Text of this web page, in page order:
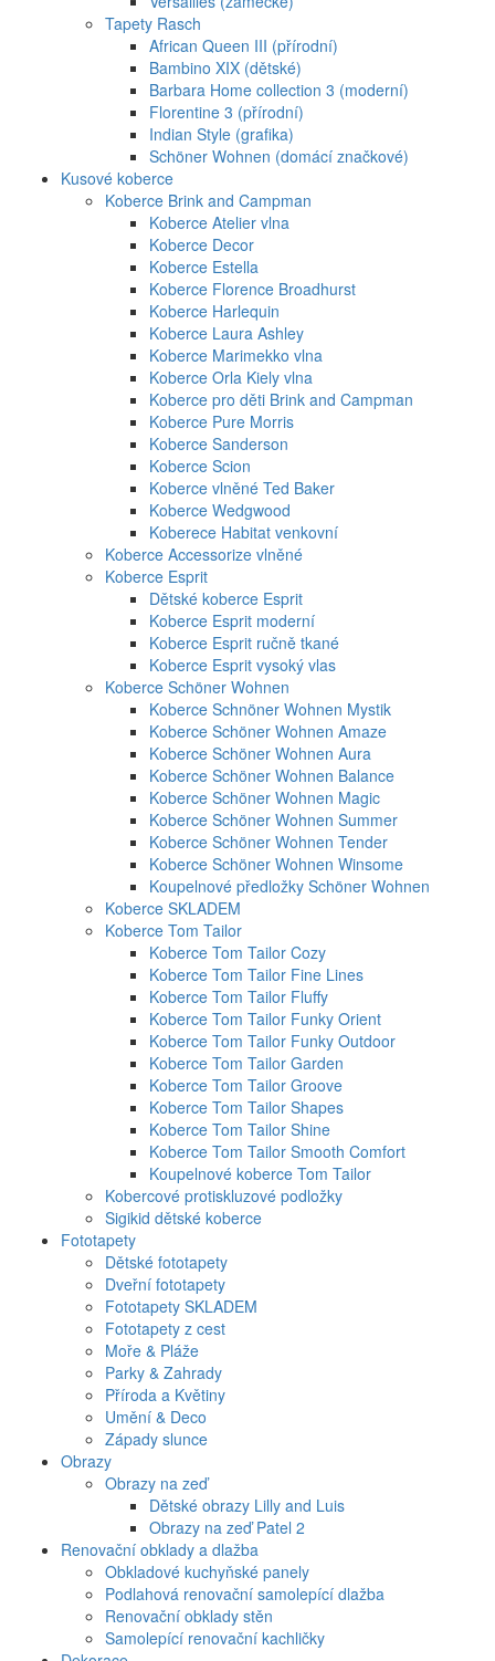
Tapety Rasch
African Queen III (přírodní)
Bambino XIX (dětské)
Barbara Home collection 3 (moderní)
Florentine 3 (přírodní)
Indian Style (grafika)
Schöner Wohnen (domácí značkové)
Kusové koberce
Koberce Brink and Campman
Koberce Atelier vlna
Koberce Decor
Koberce Estella
Koberce Florence Broadhurst
Koberce Harlequin
Koberce Laura Ashley
Koberce Marimekko vlna
Koberce Orla Kiely vlna
Koberce pro děti Brink and Campman
Koberce Pure Morris
Koberce Sanderson
Koberce Scion
Koberce vlněné Ted Baker
Koberce Wedgwood
Koberece Habitat venkovní
Koberce Accessorize vlněné
Koberce Esprit
Dětské koberce Esprit
Koberce Esprit moderní
Koberce Esprit ručně tkané
Koberce Esprit vysoký vlas
Koberce Schöner Wohnen
Koberce Schnöner Wohnen Mystik
Koberce Schöner Wohnen Amaze
Koberce Schöner Wohnen Aura
Koberce Schöner Wohnen Balance
Koberce Schöner Wohnen Magic
Koberce Schöner Wohnen Summer
Koberce Schöner Wohnen Tender
Koberce Schöner Wohnen Winsome
Koupelnové předložky Schöner Wohnen
Koberce SKLADEM
Koberce Tom Tailor
Koberce Tom Tailor Cozy
Koberce Tom Tailor Fine Lines
Koberce Tom Tailor Fluffy
Koberce Tom Tailor Funky Orient
Koberce Tom Tailor Funky Outdoor
Koberce Tom Tailor Garden
Koberce Tom Tailor Groove
Koberce Tom Tailor Shapes
Koberce Tom Tailor Shine
Koberce Tom Tailor Smooth Comfort
Koupelnové koberce Tom Tailor
Kobercové protiskluzové podložky
Sigikid dětské koberce
Fototapety
Dětské fototapety
Dveřní fototapety
Fototapety SKLADEM
Fototapety z cest
Moře & Pláže
Parky & Zahrady
Příroda a Květiny
Umění & Deco
Západy slunce
Obrazy
Obrazy na zeď
Dětské obrazy Lilly and Luis
Obrazy na zeď Patel 2
Renovační obklady a dlažba
Obkladové kuchyňské panely
Podlahová renovační samolepící dlažba
Renovační obklady stěn
Samolepící renovační kachličky